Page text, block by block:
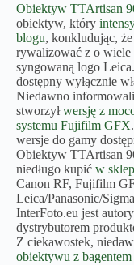
Obiektyw TTArtisan
obiektyw, który
blogu, konkludując,
rywalizować z o wiele
syngowaną logo
dostępny wyłącznie
Niedawno
stworzyłwersję z
systemu Fujifilm GFX
wersje do gamy
Obiektyw TTArtisan
niedługo kupić w
Canon RF, Fujifilm
Leica/Panasonic/
InterFoto.eu jest
dystrybutorem
Z ciekawostek,
obiektywu z